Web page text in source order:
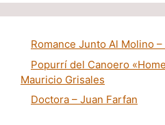
Romance Junto Al Molino
Popurrí del Canoero
Mauricio Grisales
Doctora – Juan Farfan